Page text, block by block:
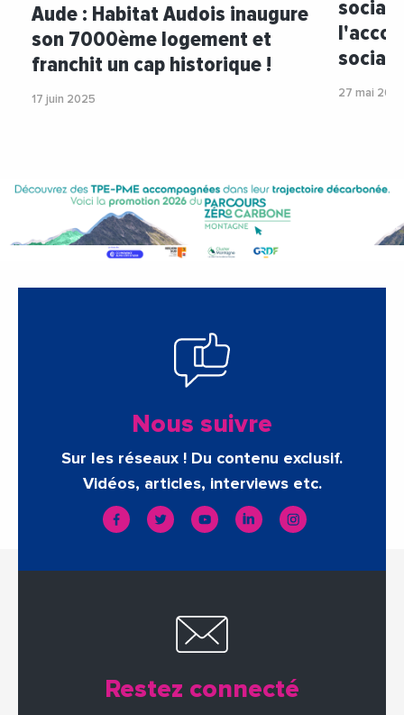
Aude : Habitat Audois inaugure
son 7000ème logement et
franchit un cap historique !
17 juin 2025
social
social
27 mai
Nous suivre
Sur les réseaux ! Du contenu exclusif.
Vidéos, articles, interviews etc.
Restez connecté